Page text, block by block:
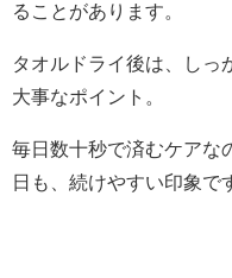
ることがあります。
タオルドライ後は、しっ
大事なポイント。
毎日数十秒で済むケアな
日も、続けやすい印象で